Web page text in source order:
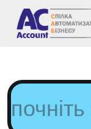
Перейти